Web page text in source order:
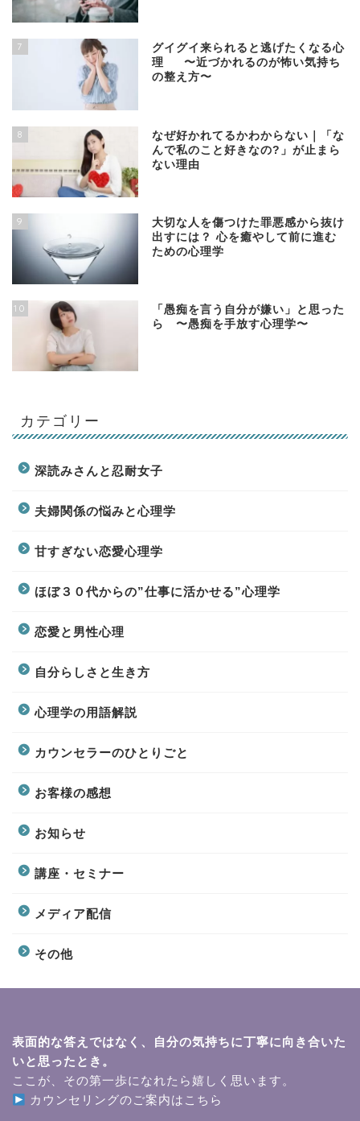
7
グイグイ来られると逃げたくなる心
理 〜近づかれるのが怖い気持ち
の整え方〜
8
なぜ好かれてるかわからない｜「な
んで私のこと好きなの?」が止まら
ない理由
9
大切な人を傷つけた罪悪感から抜け
出すには？ 心を癒やして前に進む
ための心理学
10
「愚痴を言う自分が嫌い」と思った
ら 〜愚痴を手放す心理学〜
カテゴリー
深読みさんと忍耐女子
夫婦関係の悩みと心理学
甘すぎない恋愛心理学
ほぼ３０代からの”仕事に活かせる”心理学
恋愛と男性心理
自分らしさと生き方
心理学の用語解説
カウンセラーのひとりごと
お客様の感想
お知らせ
講座・セミナー
メディア配信
その他
表面的な答えではなく、自分の気持ちに丁寧に向き合いた
いと思ったとき。
ここが、その第一歩になれたら嬉しく思います。
カウンセリングのご案内はこちら